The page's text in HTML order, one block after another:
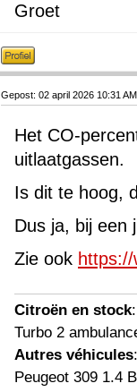
Groet
Gepost: 02 april 2026 10:31 AM
Het CO-
uitlaatgassen.
Is dit te hoog,
Dus ja, bij een
Zie ook
Citroën en stock
Turbo 2
Autres véhicules
Peugeot 309 1.4